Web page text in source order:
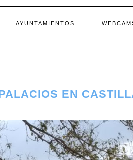
AYUNTAMIENTOS
EN